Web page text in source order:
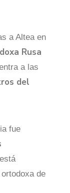
a Altea en
Rusa
a las
del
fue
de